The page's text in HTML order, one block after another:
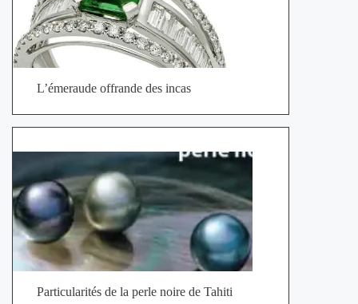
L’émeraude offrande des incas
Particularités de la perle noire de Tahiti